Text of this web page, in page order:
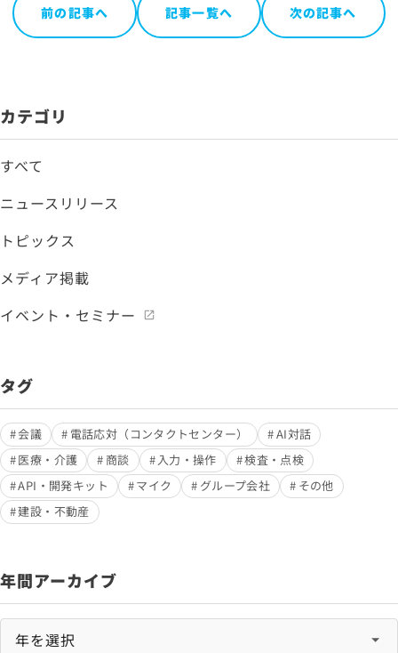
前の記事へ 記事一覧へ 次の記事へ
カテゴリ
すべて
ニュースリリース
トピックス
メディア掲載
イベント・セミナー
タグ
会議 電話応対（コンタクトセンター）
AI対話
医療・介護
商談 入力・操作
検査・点検
API・開発キット
マイク グループ会社
その他
建設・不動産
年間アーカイブ